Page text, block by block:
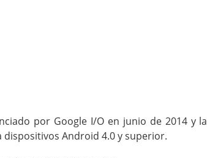
por Google I/O en junio de 2014 y
dispositivos Android 4.0 y superior.